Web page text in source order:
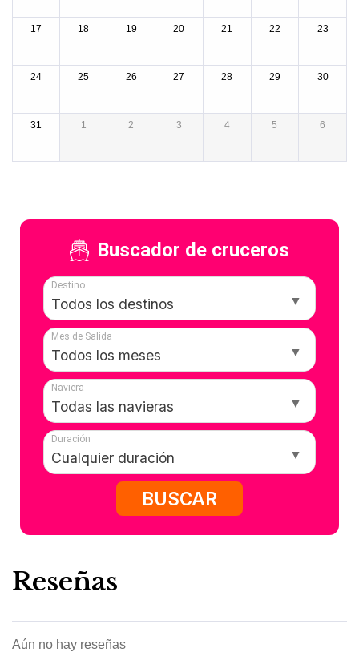
17 18 19 20 21 22 23
24 25 26 27 28 29 30
31 1 2 3 4 5 6
Buscador de cruceros
Destino
Mes de Salida
Naviera
Duración
BUSCAR
Reseñas
Aún no hay reseñas